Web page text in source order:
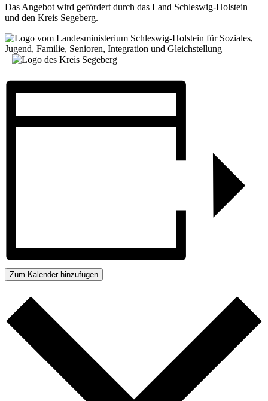
Das Angebot wird gefördert durch das Land Schleswig-Holstein
und den Kreis Segeberg.
Zum Kalender hinzufügen